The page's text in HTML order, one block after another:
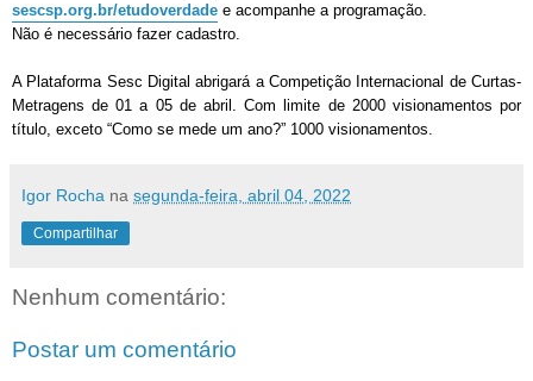
sescsp.org.br/etudoverdade e acompanhe a programação.
Não é necessário fazer cadastro.
A Plataforma Sesc Digital abrigará a Competição Internacional de Curtas-
Metragens de 01 a 05 de abril. Com limite de 2000 visionamentos por
título, exceto “Como se mede um ano?” 1000 visionamentos.
Igor Rocha na segunda-feira, abril 04, 2022
Compartilhar
Nenhum comentário:
Postar um comentário